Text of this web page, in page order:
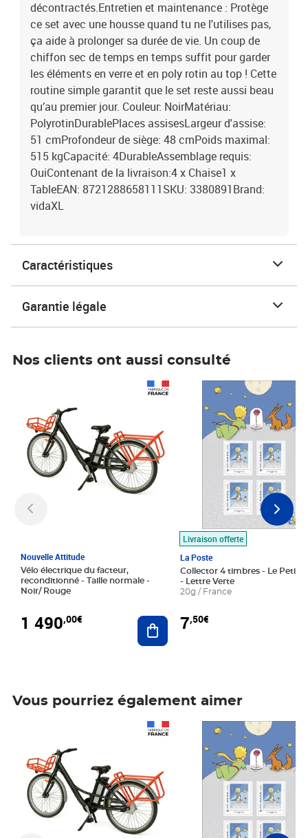
décontractés.Entretien et maintenance : Protège
ce set avec une housse quand tu ne l'utilises pas,
ça aide à prolonger sa durée de vie. Un coup de
chiffon sec de temps en temps suffit pour garder
les éléments en verre et en poly rotin au top ! Cette
routine simple garantit que le set reste aussi beau
qu’au premier jour. Couleur: NoirMatériau:
PolyrotinDurablePlaces assisesLargeur d'assise:
51 cmProfondeur de siège: 48 cmPoids maximal:
515 kgCapacité: 4DurableAssemblage requis:
OuiContenant de la livraison:4 x Chaise1 x
TableEAN: 8721288658111SKU: 3380891Brand:
vidaXL
Caractéristiques
Garantie légale
Nos clients ont aussi consulté
Nouvelle Attitude
Vélo électrique du facteur,
reconditionné - Taille normale -
Noir/ Rouge
1 490,00€ Ajouter au panier
Livraison offerte
La Poste
Collector 4 timbres - Le Petit
- Lettre Verte
20g / France
7,50€
Prix 7,50€
Vous pourriez également aimer
Prix 7,50€